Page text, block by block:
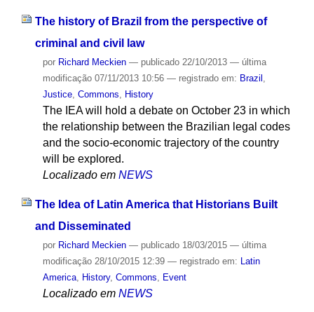
The history of Brazil from the perspective of
criminal and civil law
por Richard Meckien — publicado22/10/2013 — última
modificação07/11/2013 10:56 — registrado em: Brazil
Justice, Commons History
The IEA will hold a debate on October 23 in which
the relationship between the Brazilian legal codes
and the socio-economic trajectory of the country
will be explored.
Localizado em NEWS
The Idea of ​​Latin America that Historians Built
and Disseminated
por Richard Meckien — publicado18/03/2015 — última
modificação28/10/2015 12:39 — registrado em: Latin
America, History, Commons, Event
Localizado em NEWS